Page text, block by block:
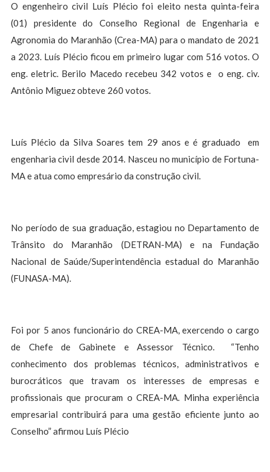
O engenheiro civil Luís Plécio foi eleito nesta quinta-feira
(01) presidente do Conselho Regional de Engenharia e
Agronomia do Maranhão (Crea-MA) para o mandato de 2021
a 2023. Luís Plécio ficou em primeiro lugar com 516 votos. O
eng. eletric. Berilo Macedo recebeu 342 votos e o eng. civ.
Antônio Miguez obteve 260 votos.
Luís Plécio da Silva Soares tem 29 anos e é graduado em
engenharia civil desde 2014. Nasceu no município de Fortuna-
MA e atua como empresário da construção civil.
No período de sua graduação, estagiou no Departamento de
Trânsito do Maranhão (DETRAN-MA) e na Fundação
Nacional de Saúde/Superintendência estadual do Maranhão
(FUNASA-MA).
Foi por 5 anos funcionário do CREA-MA, exercendo o cargo
de Chefe de Gabinete e Assessor Técnico. “Tenho
conhecimento dos problemas técnicos, administrativos e
burocráticos que travam os interesses de empresas e
profissionais que procuram o CREA-MA. Minha experiência
empresarial contribuirá para uma gestão eficiente junto ao
Conselho” afirmou Luís Plécio